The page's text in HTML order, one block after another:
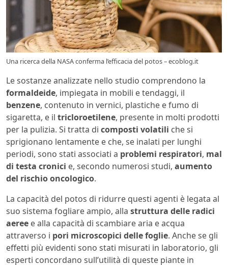
Una ricerca della NASA conferma l’efficacia del potos – ecoblog.it
Le sostanze analizzate nello studio comprendono la
formaldeide, impiegata in mobili e tendaggi, il
benzene, contenuto in vernici, plastiche e fumo di
sigaretta, e il tricloroetilene, presente in molti prodotti
per la pulizia. Si tratta di composti volatili che si
sprigionano lentamente e che, se inalati per lunghi
periodi, sono stati associati a problemi respiratori, mal
di testa cronici e, secondo numerosi studi, aumento
del rischio oncologico.
La capacità del potos di ridurre questi agenti è legata al
suo sistema fogliare ampio, alla struttura delle radici
aeree e alla capacità di scambiare aria e acqua
attraverso i pori microscopici delle foglie. Anche se gli
effetti più evidenti sono stati misurati in laboratorio, gli
esperti concordano sull’utilità di queste piante in